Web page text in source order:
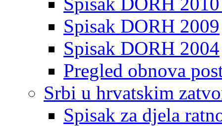
Spisak DORH 2009
Spisak DORH 2004
Pregled obnova
Srbi u hrvatskim
Spisak za djela